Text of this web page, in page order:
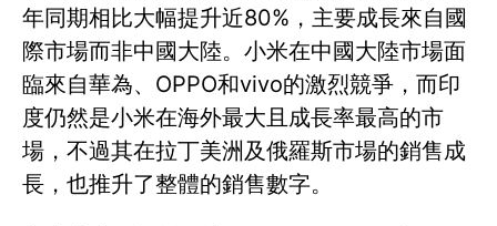
年同期相比大幅提升近80%，主要成長來自國
際市場而非中國大陸。小米在中國大陸市場面
臨來自華為、OPPO和vivo的激烈競爭，而印
度仍然是小米在海外最大且成長率最高的市
場，不過其在拉丁美洲及俄羅斯市場的銷售成
長，也推升了整體的銷售數字。